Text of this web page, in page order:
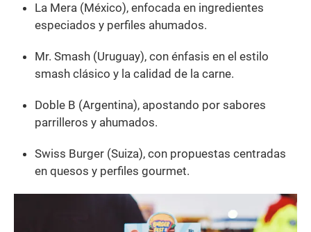
La Mera (México), enfocada en ingredientes
especiados y perfiles ahumados.
Mr. Smash (Uruguay), con énfasis en el estilo
smash clásico y la calidad de la carne.
Doble B (Argentina), apostando por sabores
parrilleros y ahumados.
Swiss Burger (Suiza), con propuestas centradas
en quesos y perfiles gourmet.